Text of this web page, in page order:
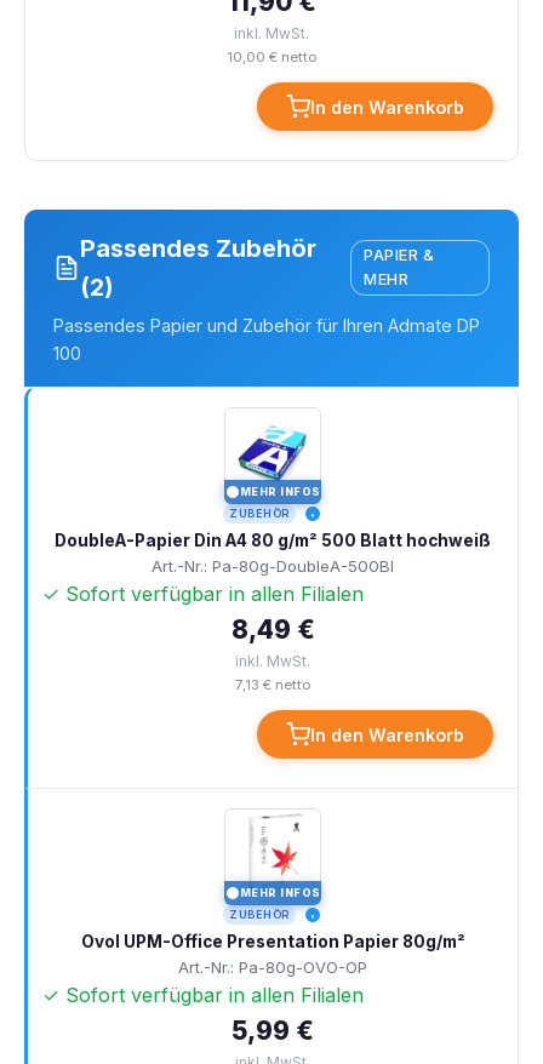
inkl. MwSt.
10,00 € netto
In den Warenkorb
Passendes Zubehör
(2)
PAPIER &
MEHR
Passendes Papier und Zubehör für Ihren Admate DP
100
MEHR INFOS
ZUBEHÖR
DoubleA-Papier Din A4 80 g/m² 500 Blatt hochweiß
Art.-Nr.: Pa-80g-DoubleA-500Bl
✓ Sofort verfügbar in allen Filialen
8,49 €
inkl. MwSt.
7,13 € netto
In den Warenkorb
MEHR INFOS
ZUBEHÖR
Ovol UPM-Office Presentation Papier 80g/m²
Art.-Nr.: Pa-80g-OVO-OP
✓ Sofort verfügbar in allen Filialen
5,99 €